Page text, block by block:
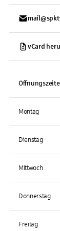
vCard
Montag
Dienstag
Mittwoch
Donnerstag
Freitag